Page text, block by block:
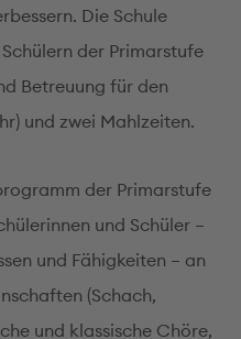
Die Schule
der Primarstufe
Betreuung für den
und zwei Mahlzeiten.
der Primarstufe
und Schüler –
und Fähigkeiten – an
(Schach,
und klassische Chöre,